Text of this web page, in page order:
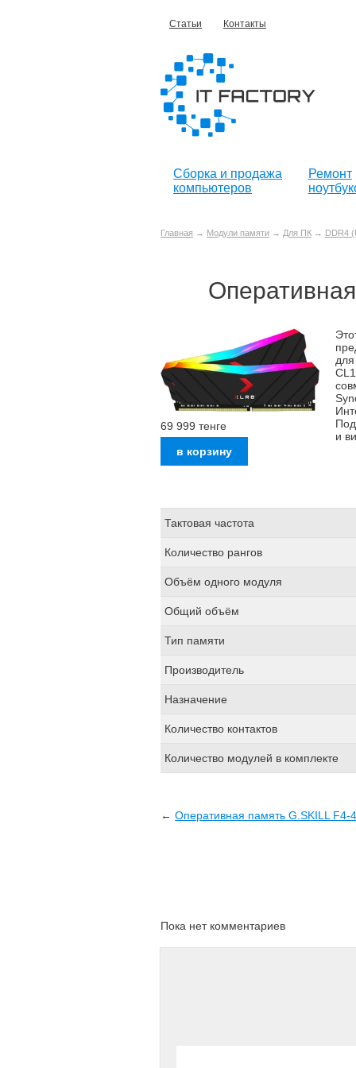
Статьи Контакты
Сборка и продажа
компьютеров
Ремонт
Главная → Модули памяти → Для ПК → DDR4
69 999 тенге
и
Тактовая частота
Количество рангов
Объём одного модуля
Общий объём
Тип памяти
Производитель
Назначение
Количество контактов
Количество модулей в комплекте
← Оперативная память G.SKILL F4-
Пока нет комментариев